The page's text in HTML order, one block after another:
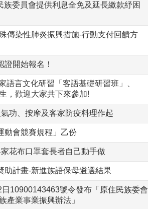
族委員會提供利息全免及延長繳款紓困
傳染性肺炎振興措施-行動支付回饋方
證開始報名！
語言文化研習「客語基礎研習班」、
，歡迎大家共下來參加!
功、按摩及客家防疫料理作起
動會競賽規程」乙份
花布口罩套長者自己動手做
助計畫-新進族語保母遴選結果
10900143463號令發布「原住民族委會
產業事業振興辦法」